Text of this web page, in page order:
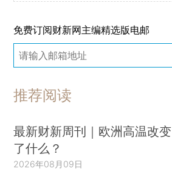
免费订阅财新网主编精选版电邮
推荐阅读
最新财新周刊｜欧洲高温改变
了什么？
2026年08月09日